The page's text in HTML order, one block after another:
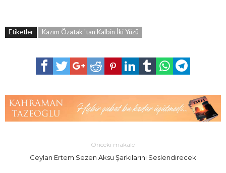
Etiketler Kazım Özatak 'tan Kalbin İki Yüzü
Önceki makale
Ceylan Ertem Sezen Aksu Şarkılarını Seslendirecek